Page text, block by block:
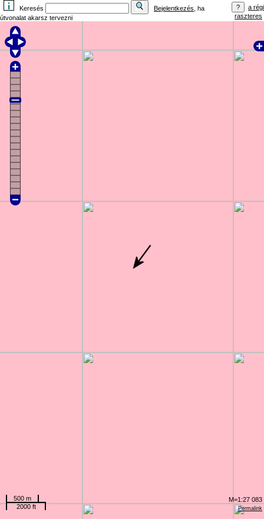
Keresés Bejelentkezés , ha
útvonalat akarsz tervezni
a régi
raszteres
Permalink
500 m
2000 ft
M=1:27 083